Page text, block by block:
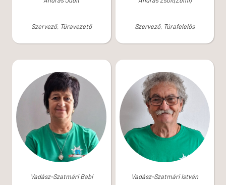
Szervező, Túravezető Szervező, Túrafelelős
Vadász-Szatmári Babi Vadász-Szatmári István